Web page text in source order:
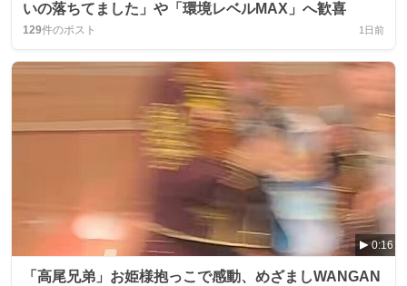
いの落ちてました」や「環境レベルMAX」へ歓喜
129件のポスト 1日前
0:16
「高尾兄弟」お姫様抱っこで感動、めざましWANGAN